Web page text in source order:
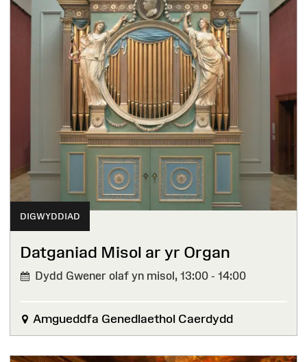
DIGWYDDIAD
Datganiad Misol ar yr Organ
Dydd Gwener olaf yn misol, 13:00 - 14:00
Amgueddfa Genedlaethol Caerdydd